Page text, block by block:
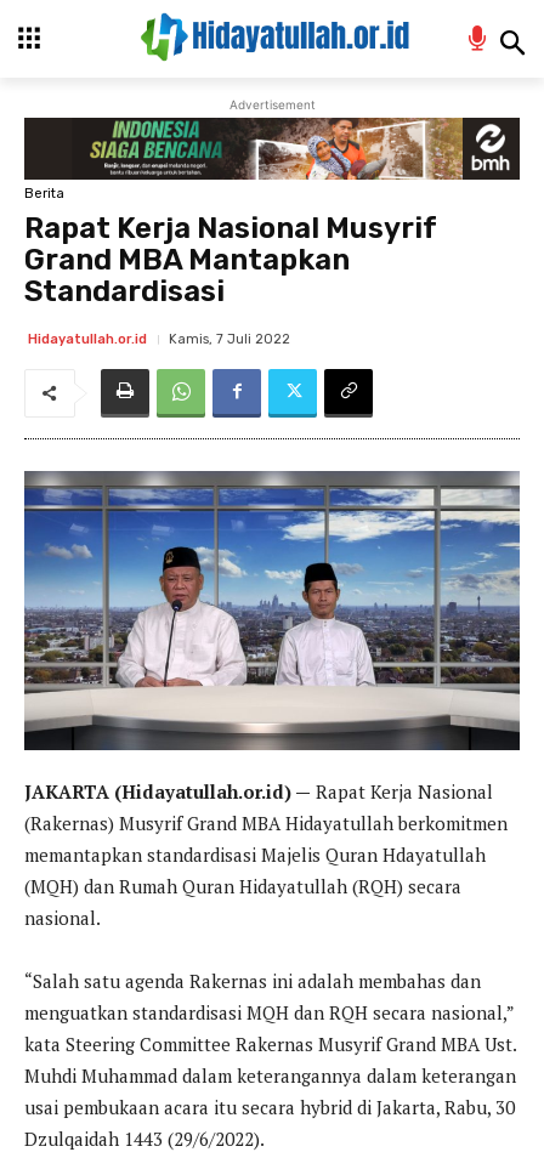
Advertisement
Berita
Rapat Kerja Nasional Musyrif
Grand MBA Mantapkan
Standardisasi
Hidayatullah.or.id Kamis, 7 Juli 2022
JAKARTA (Hidayatullah.or.id) — Rapat Kerja Nasional
(Rakernas) Musyrif Grand MBA Hidayatullah berkomitmen
memantapkan standardisasi Majelis Quran Hdayatullah
(MQH) dan Rumah Quran Hidayatullah (RQH) secara
nasional.
“Salah satu agenda Rakernas ini adalah membahas dan
menguatkan standardisasi MQH dan RQH secara nasional,”
kata Steering Committee Rakernas Musyrif Grand MBA Ust.
Muhdi Muhammad dalam keterangannya dalam keterangan
usai pembukaan acara itu secara hybrid di Jakarta, Rabu, 30
Dzulqaidah 1443 (29/6/2022).